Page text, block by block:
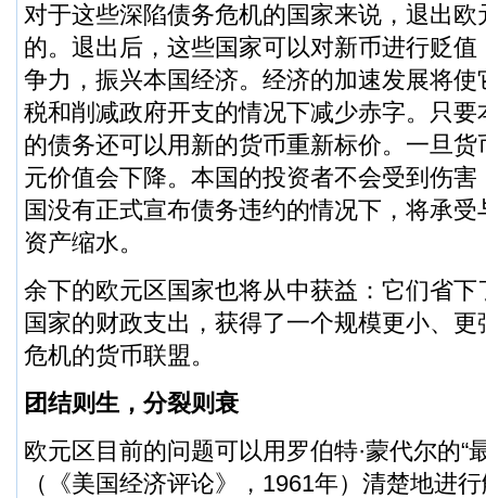
对于这些深陷债务危机的国家来说，退出
的。退出后，这些国家可以对新币进行贬
争力，振兴本国经济。经济的加速发展将
税和削减政府开支的情况下减少赤字。只
的债务还可以用新的货币重新标价。一旦
元价值会下降。本国的投资者不会受到伤
国没有正式宣布债务违约的情况下，将承
资产缩水。
余下的欧元区国家也将从中获益：它们省
国家的财政支出，获得了一个规模更小、
危机的货币联盟。
团结则生，分裂则衰
欧元区目前的问题可以用罗伯特·蒙代尔的“
（《美国经济评论》，1961年）清楚地进